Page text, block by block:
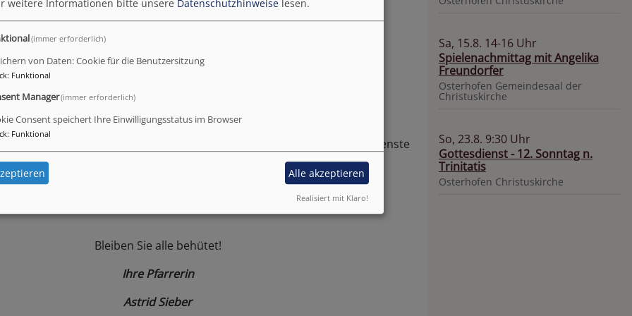
Herzlich Willkommen
der Evangelisch-Lutherischen Kirchengemeinde Osterhofen!
Schön, dass Sie da sind. Schauen Sie sich ein wenig um.
und Veranstaltungen" werden Sie über aktuellen Gottesdienste
Bleiben Sie alle behütet!
Ihre Pfarrerin
Astrid Sieber
Sa, 15.8. 14-16 Uhr
Spielenachmittag mit Angelika
Freundorfer
Osterhofen Gemeindesaal der
Christuskirche
So, 23.8. 9:30 Uhr
Gottesdienst - 12. Sonntag n.
Trinitatis
Osterhofen Christuskirche
weitere Informationen bitte unsere Datenschutzhinweise lesen.
(immer erforderlich)
von Daten: Cookie für die Benutzersitzung
: Funktional
Manager(immer erforderlich)
Consent speichert Ihre Einwilligungsstatus im Browser
: Funktional
Alle akzeptieren
Realisiert mit Klaro!